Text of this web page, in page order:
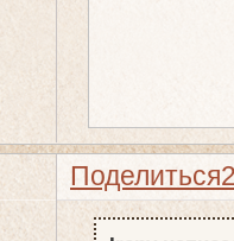
Поделиться